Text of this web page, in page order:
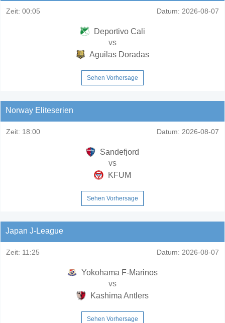
Zeit: 00:05 Datum: 2026-08-07
Deportivo Cali
vs
Aguilas Doradas
Sehen Vorhersage
Norway Eliteserien
Zeit: 18:00 Datum: 2026-08-07
Sandefjord
vs
KFUM
Sehen Vorhersage
Japan J-League
Zeit: 11:25 Datum: 2026-08-07
Yokohama F-Marinos
vs
Kashima Antlers
Sehen Vorhersage